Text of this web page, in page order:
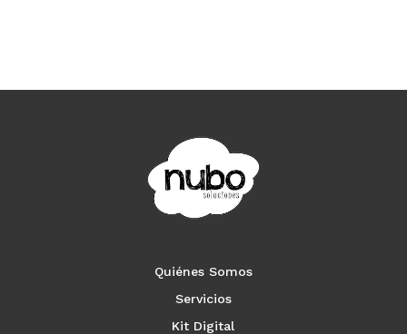
Quiénes Somos
Servicios
Kit Digital